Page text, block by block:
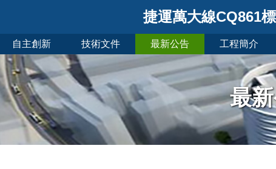
捷運萬大線CQ861
自主創新 技術文件 最新公告 工程簡介
最